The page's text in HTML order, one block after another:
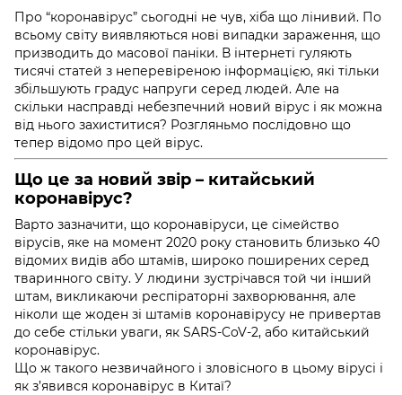
Про “коронавірус” сьогодні не чув, хіба що лінивий. По
всьому світу виявляються нові випадки зараження, що
призводить до масової паніки. В інтернеті гуляють
тисячі статей з неперевіреною інформацією, які тільки
збільшують градус напруги серед людей. Але на
скільки насправді небезпечний новий вірус і як можна
від нього захиститися? Розгляньмо послідовно що
тепер відомо про цей вірус.
Що це за новий звір – китайський
коронавірус?
Варто зазначити, що коронавіруси, це сімейство
вірусів, яке на момент 2020 року становить близько 40
відомих видів або штамів, широко поширених серед
тваринного світу. У людини зустрічався той чи інший
штам, викликаючи респіраторні захворювання, але
ніколи ще жоден зі штамів коронавірусу не привертав
до себе стільки уваги, як SARS-CoV-2, або китайський
коронавірус.
Що ж такого незвичайного і зловісного в цьому вірусі і
як з’явився коронавірус в Китаї?